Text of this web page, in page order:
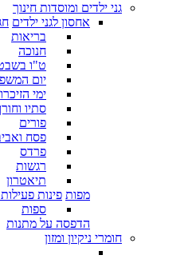
גני ילדים ומוסדות חינוך
אחסון לגני ילדים
בריאות
חנוכה
ט"ו
יום
ימי
סתיו
פורים
פסח
פרדס
רגשות
תיאטרון
מפות פינות
ספות
הדפסה על מתנות
חומרי ניקיון ומזון